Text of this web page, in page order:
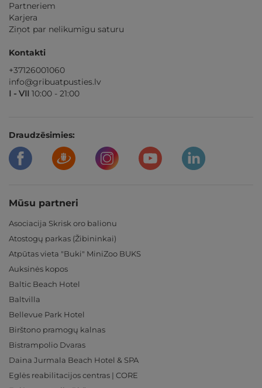
Partneriem
Karjera
Ziņot par nelikumīgu saturu
Kontakti
+37126001060
info@gribuatpusties.lv
I - VII 10:00 - 21:00
Draudzēsimies:
Mūsu partneri
Asociacija Skrisk oro balionu
Atostogų parkas (Žibininkai)
Atpūtas vieta "Buki" MiniZoo BUKS
Auksinės kopos
Baltic Beach Hotel
Baltvilla
Bellevue Park Hotel
Birštono pramogų kalnas
Bistrampolio Dvaras
Daina Jurmala Beach Hotel & SPA
Eglės reabilitacijos centras | CORE